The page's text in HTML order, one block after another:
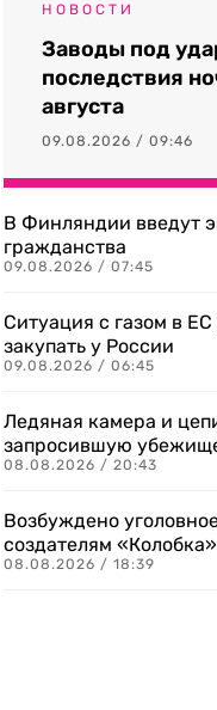
НОВОСТИ
Заводы под
последствия
августа
09.08.2026 / 09:46
В Финляндии введут
гражданства
09.08.2026 / 07:45
Ситуация с газом в
закупать у России
09.08.2026 / 06:45
Ледяная камера и
запросившую
08.08.2026 / 20:43
Возбуждено
создателям «Колобка»
08.08.2026 / 18:39